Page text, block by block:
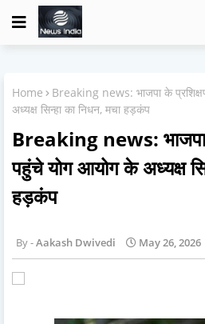
Home
Breaking news: भाजपा के
अध्यक्ष सिन्हा का निधन, मचा हड़कंप
Breaking news: भाजपा
पहुंचे योग आयोग के अध्यक्ष
हड़कंप
Aakash Dwivedi May 26, 2026